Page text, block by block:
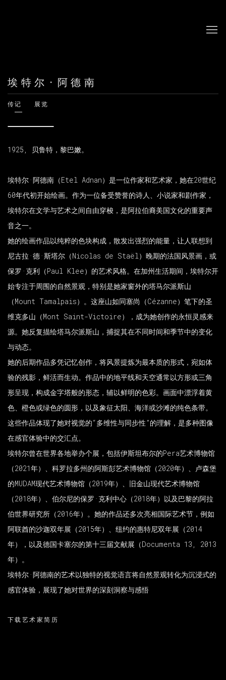
埃特尔·阿德南
传记 展览
1925, 贝鲁特，黎巴嫩。
埃特尔·阿德南（Etel Adnan）是一位作家和艺术家，她在20世纪
60年代初开始绘画。作为一位备受赞誉的诗人、小说家和剧作家，
埃特尔在文学与艺术之间自由穿梭，是阿拉伯裔美国文化的重要声
音之一。
她的绘画作品以纯粹的色块构成，散发出强烈的能量，让人联想到
尼古拉·德·斯塔尔（Nicolas de Staël）晚期的法国风景画，或
保罗·克利（Paul Klee）的艺术风格。在加州生活期间，埃特尔开
始专注于周围的自然景观，特别是她家窗外的塔马尔派斯山
（Mount Tamalpais）。这座山如同塞尚（Cézanne）笔下的圣
维克多山（Mont Saint-Victoire），成为她创作的永恒灵感来
源。她反复描绘塔马尔派斯山，捕捉其在不同时间和季节中的变化
与动态。
她的后期作品多凭记忆创作，将风景提炼为最本质的形式，宛如体
验的残影，鲜活而生动。作品中的地平线和天空通常以方形或三角
形呈现，构成金字塔般的形态，辅以鲜明的色彩。画面中漂浮着黄
色、橙色或绿色的圆形，以及象征太阳、海洋或沙滩的纯色条带。
这些作品体现了她对视觉的“多维性与同步性”的理解，是多种图像
在感官体验中的交汇点。
埃特尔曾在世界各地举办个展，包括伊斯坦布尔的Pera艺术博物馆
（2021年）、科罗拉多州的阿斯彭艺术博物馆（2020年）、卢森堡
的MUDAM现代艺术博物馆（2019年）、旧金山现代艺术博物馆
（2018年）、伯尔尼的保罗·克利中心（2018年）以及巴黎的阿拉
伯世界研究所（2016年）。她的作品还多次亮相国际艺术节，例如
阿联酋的沙迦双年展（2015年）、纽约的惠特尼双年展（2014
年），以及德国卡塞尔的第十三届文献展（Documenta 13, 2013
年）。
埃特尔·阿德南的艺术以独特的视觉语言将自然景观转化为沉浸式的
感官体验，展现了她对世界的深刻洞察与感悟
下载艺术家简历